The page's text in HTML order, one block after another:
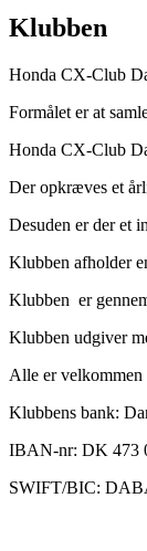
Klubben
Honda CX-Club
Formålet er at
Honda CX-Club
Der opkræves et
Desuden er der et
Klubben afholder
Klubben er
Klubben udgiver
Alle er velkommen
Klubbens bank:
IBAN-nr: DK 473
SWIFT/BIC: